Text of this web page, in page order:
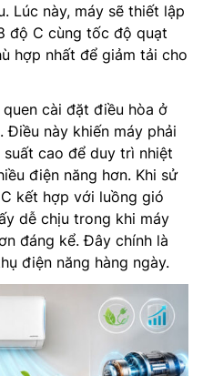
Lúc này, máy sẽ thiết lập
độ C cùng tốc độ quạt
hợp nhất để giảm tải cho
cài đặt điều hòa ở
này khiến máy phải
cao để duy trì nhiệt
điện năng hơn. Khi sử
kết hợp với luồng gió
dễ chịu trong khi máy
đáng kể. Đây chính là
điện năng hàng ngày.